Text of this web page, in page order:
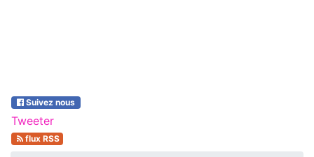
Suivez nous
Tweeter
flux RSS